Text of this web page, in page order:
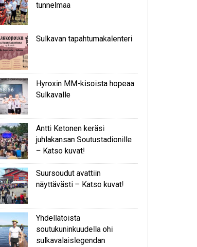
tunnelmaa
Sulkavan tapahtumakalenteri
Hyroxin MM-kisoista hopeaa
Sulkavalle
Antti Ketonen keräsi
juhlakansan Soutustadionille
– Katso kuvat!
Suursoudut avattiin
näyttävästi – Katso kuvat!
Yhdellätoista
soutukuninkuudella ohi
sulkavalaislegendan